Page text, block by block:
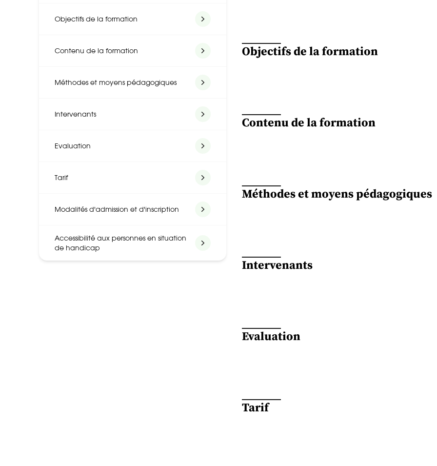
Objectifs de la formation
Contenu de la formation
Méthodes et moyens pédagogiques
Intervenants
Evaluation
Tarif
Modalités d'admission et d'inscription
Accessibilité aux personnes en situation
de handicap
Objectifs de la formation
Contenu de la formation
Méthodes et moyens pédagogiques
Intervenants
Evaluation
Tarif